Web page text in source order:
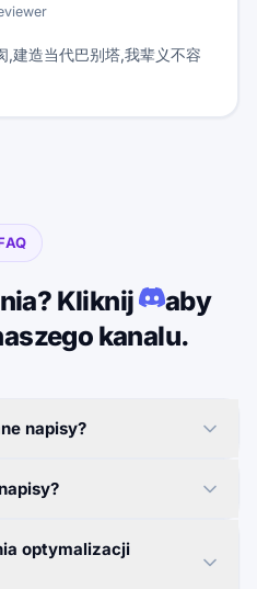
,建造当代巴别塔,我辈义不容
Kliknij
aby
kanalu.
napisy?
optymalizacji